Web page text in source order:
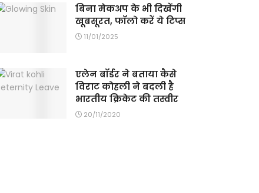
बिना मेकअप के भी दिखेंगी
खूबसूरत, फॉलो करें ये टिप्स
11/01/2025
एलेन बॉर्डर ने बताया कैसे
विराट कोहली ने बदली है
भारतीय क्रिकेट की तस्वीर
20/11/2020